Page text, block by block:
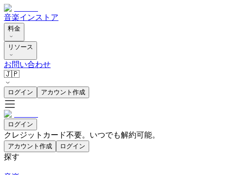
音楽インストア
料金
リソース
お問い合わせ
🇯🇵
ログイン アカウント作成
ログイン
クレジットカード不要。いつでも解約可能。
アカウント作成 ログイン
探す